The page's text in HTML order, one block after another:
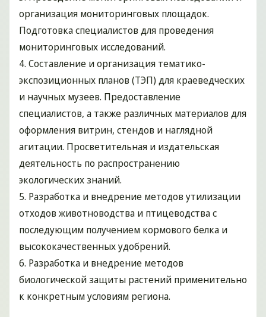
организация мониторинговых площадок.
Подготовка специалистов для проведения
мониторинговых исследований.
4. Составление и организация тематико-
экспозиционных планов (ТЭП) для краеведческих
и научных музеев. Предоставление
специалистов, а также различных материалов для
оформления витрин, стендов и наглядной
агитации. Просветительная и издательская
деятельность по распространению
экологических знаний.
5. Разработка и внедрение методов утилизации
отходов животноводства и птицеводства с
последующим получением кормового белка и
высококачественных удобрений.
6. Разработка и внедрение методов
биологической защиты растений применительно
к конкретным условиям региона.